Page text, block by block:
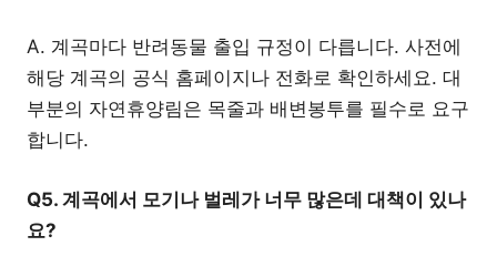
A. 계곡마다 반려동물 출입 규정이 다릅니다. 사전에
해당 계곡의 공식 홈페이지나 전화로 확인하세요. 대
부분의 자연휴양림은 목줄과 배변봉투를 필수로 요구
합니다.
Q5. 계곡에서 모기나 벌레가 너무 많은데 대책이 있나
요?